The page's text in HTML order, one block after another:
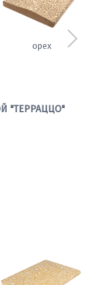
"ТЕРРАЦЦО"